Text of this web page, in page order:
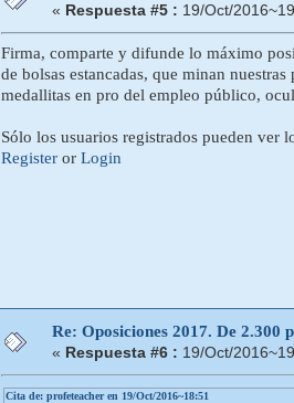
« Respuesta #5 : 19/Oct/
Firma, comparte y difunde lo máximo
de bolsas estancadas, que minan
medallitas en pro del empleo público,
Sólo los usuarios registrados pueden ver
Register or Login
Re: Oposiciones 2017. De 2.300
« Respuesta #6 : 19/Oct/
Cita de: profeteacher en 19/Oct/2016~18:51